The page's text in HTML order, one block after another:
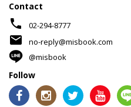
Contact
phone 02-294-8777
mail
no-reply@misbook.com
@misbook
Follow